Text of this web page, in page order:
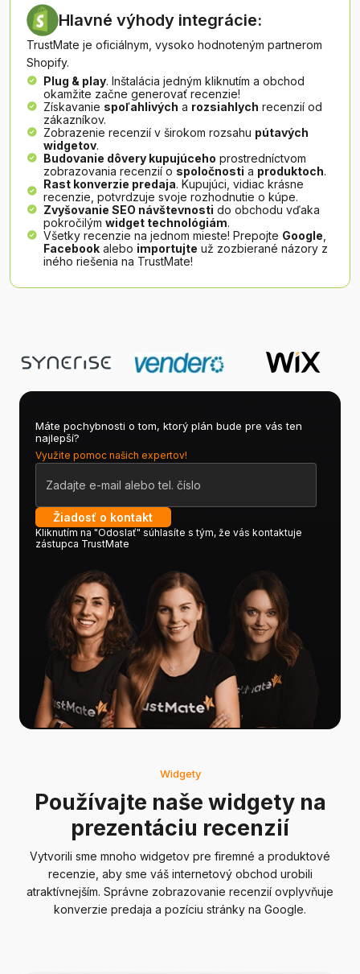
Hlavné výhody integrácie:
TrustMate je oficiálnym, vysoko hodnoteným partnerom
Shopify.
Plug & play. Inštalácia jedným kliknutím a obchod
okamžite začne generovať recenzie!
Získavanie spoľahlivých a rozsiahlych recenzií od
zákazníkov.
Zobrazenie recenzií v širokom rozsahu pútavých
widgetov.
Budovanie dôvery kupujúceho prostredníctvom
zobrazovania recenzií o spoločnosti a produktoch.
Rast konverzie predaja. Kupujúci, vidiac krásne
recenzie, potvrdzuje svoje rozhodnutie o kúpe.
Zvyšovanie SEO návštevnosti do obchodu vďaka
pokročilým widget technológiám.
Všetky recenzie na jednom mieste! Prepojte Google
Facebook alebo importujte už zozbierané názory z
iného riešenia na TrustMate!
Máte pochybnosti o tom, ktorý plán bude pre vás ten
najlepší?
Využite pomoc našich expertov!
Žiadosť o kontakt
Kliknutím na "Odoslať" súhlasíte s tým, že vás kontaktuje
zástupca TrustMate
Widgety
Používajte naše widgety na
prezentáciu recenzií
Vytvorili sme mnoho widgetov pre firemné a produktové
recenzie, aby sme váš internetový obchod urobili
atraktívnejším. Správne zobrazovanie recenzií ovplyvňuje
konverzie predaja a pozíciu stránky na Google.